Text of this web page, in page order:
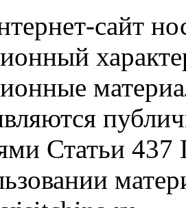
сайт
Статьи 437